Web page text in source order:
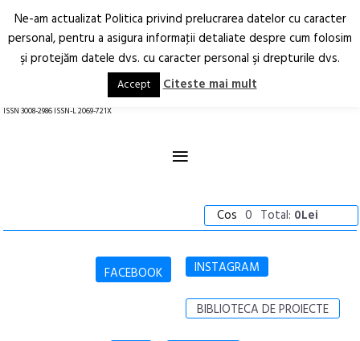
Arhitectură.
Oraș.
RO EN
ISSN 3008-2986 ISSN-L 2069-721X
≡
Cos 0 Total: 0Lei
FACEBOOK INSTAGRAM
BIBLIOTECA DE PROIECTE
Ne-am actualizat Politica privind prelucrarea datelor cu caracter
personal, pentru a asigura informaţii detaliate despre cum folosim
şi protejăm datele dvs. cu caracter personal şi drepturile dvs.
Accept Citeste mai mult